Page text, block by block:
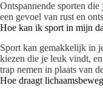
Ontspannende sporten
een gevoel van rust en
Hoe kan ik sport in mijn
Sport kan gemakkelijk in
kiezen die je leuk vindt,
trap nemen in plaats van
Hoe draagt